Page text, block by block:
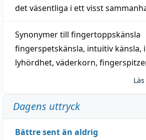
det väsentliga i ett visst
Synonymer till fingertoppskänsla
fingerspetskänsla, intuitiv känsla,
lyhördhet, väderkorn,
Dagens uttryck
Bättre sent än aldrig